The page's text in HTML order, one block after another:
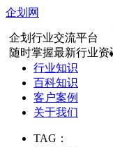
企划网
企划行业交流平台
随时掌握最新行业资
行业知识
百科知识
客户案例
关于我们
TAG：